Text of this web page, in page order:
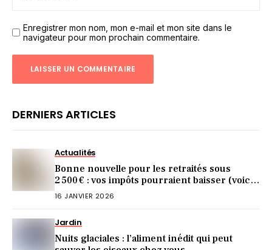
Enregistrer mon nom, mon e-mail et mon site dans le
navigateur pour mon prochain commentaire.
DERNIERS ARTICLES
Actualités
Bonne nouvelle pour les retraités sous
2 500 € : vos impôts pourraient baisser (voici
comment)
16 JANVIER 2026
Jardin
Nuits glaciales : l’aliment inédit qui peut